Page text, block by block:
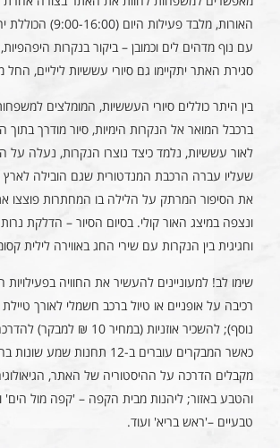
האורות, מלבד פעילות
עם נוף מדהים לים וכמובן – ביקור בנקרות
סגירת האתר יתקיימו גם סיורי עששיות ליליים, החל
בין היתר כוללים סיורי העששיות, המומלצים
ברכבל המואר אל הנקרות הימיות, סיור מודרך בתוך
לאור עששיות, נלמד כיצד נוצרו הנקרות, נעלה על
שעליו עברה הרכבת המנדטורית שגם הובילה
את הסיפור המרתק על הלילה בו המחתרות פוצצו
ונצפה במיצג האור קולי. בסיום הסיור – הדלקת
וחגיגית בין הנקרות עם שירי החג באווירה לילית
שימו לב! למעוניינים להעשיר את החוויה בפעילויות
רכיבה על אופניים או טיול ברכב חשמלי לאורך
כאשר המבקרים עוברים ב-12 תחנות שמע שונות
מקבלים הדרכה על ההיסטוריה של האתר,
והטבע באזור; ליהנות מבית הקפה – 'קפה מול הים'
טבעיים –'ראש בריא' ועוד.